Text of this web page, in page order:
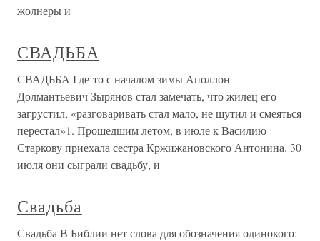
жолнеры и
СВАДЬБА
СВАДЬБА Где-то с началом зимы Аполлон
Долмантьевич Зырянов стал замечать, что жилец его
загрустил, «разговаривать стал мало, не шутил и смеяться
перестал»1. Прошедшим летом, в июле к Василию
Старкову приехала сестра Кржижановского Антонина. 30
июля они сыграли свадьбу, и
Свадьба
Свадьба В Библии нет слова для обозначения одинокого: